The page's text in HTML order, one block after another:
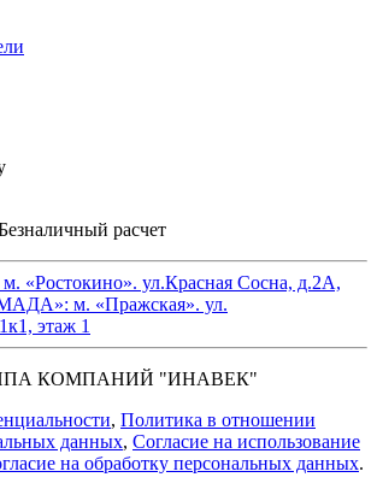
расчет
м. «Ростокино». ул.Красная Сосна, д.2А,
м. «Пражская». ул.
этаж 1
КОМПАНИЙ "ИНАВЕК"
, Политика в отношении
данных, Cогласие на использование
на обработку персональных данных.